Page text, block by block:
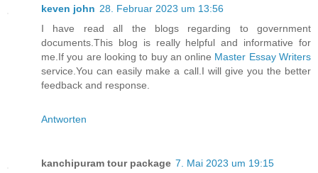
keven john 28. Februar 2023 um 13:56
I have read all the blogs regarding to government
documents.This blog is really helpful and informative for
me.If you are looking to buy an online Master Essay Writers
service.You can easily make a call.I will give you the better
feedback and response.
Antworten
kanchipuram tour package 7. Mai 2023 um 19:15